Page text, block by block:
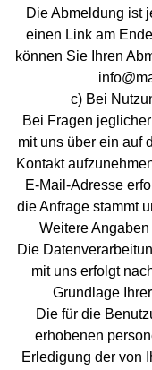
Die Abmeldung ist
einen Link am
können Sie Ihren
c) Bei
Bei Fragen
mit uns über ein auf
Kontakt
E-Mail-Adresse
die Anfrage stammt
Weitere
Die
mit uns erfolgt
Grundlage
Die für die
erhobenen
Erledigung der von